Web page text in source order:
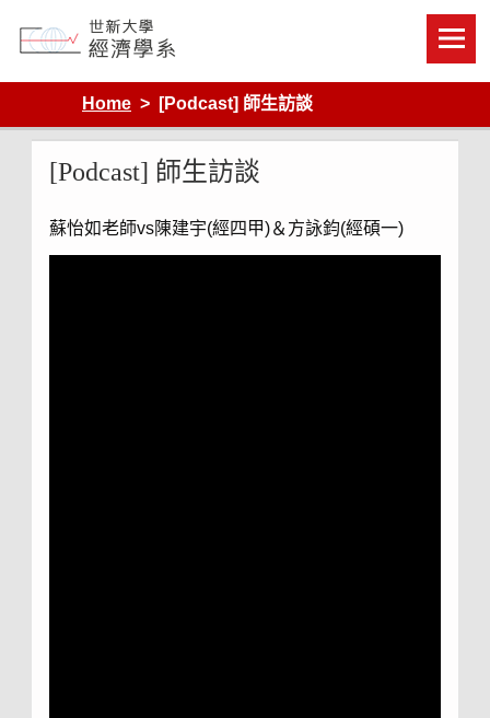
content
Department of Economics, Shih Hsin University
Home
[Podcast] 師生訪談
[Podcast] 師生訪談
蘇怡如老師vs陳建宇(經四甲)＆方詠鈞(經碩一)